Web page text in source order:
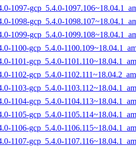
1097-gcp_5.4.0-
1098-gcp_5.4.0-
1099-gcp_5.4.0-
1100-gcp_5.4.0-
1101-gcp_5.4.0-
1102-gcp_5.4.0-
1103-gcp_5.4.0-
1104-gcp_5.4.0-
1105-gcp_5.4.0-
1106-gcp_5.4.0-
1107-gcp_5.4.0-